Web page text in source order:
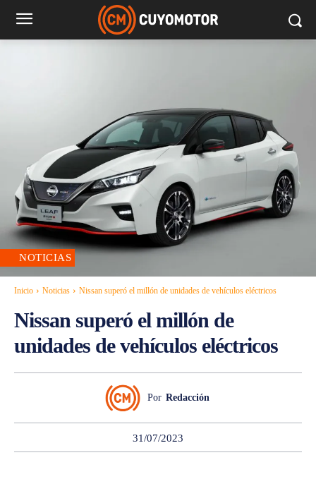
NOTICIAS
Inicio Noticias Nissan superó el millón de unidades de vehículos eléctricos
Nissan superó el millón de
unidades de vehículos eléctricos
Por Redacción
31/07/2023